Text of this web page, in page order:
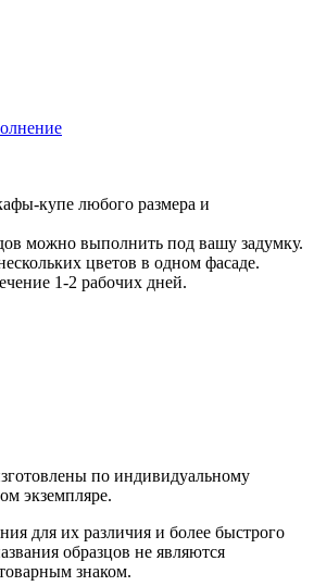
купе любого размера и
можно выполнить под вашу задумку.
цветов в одном фасаде.
1-2 рабочих дней.
по индивидуальному
экземпляре.
для их различия и более быстрого
образцов не являются
знаком.